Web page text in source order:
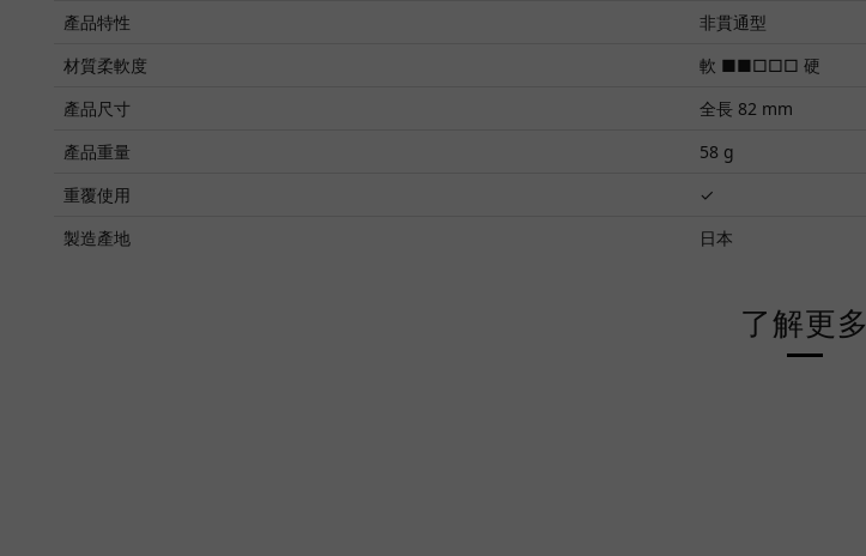
產品特性
非貫通型
材質柔軟度
軟 ■■□□□ 硬
產品尺寸
全長 82 mm
產品重量
58 g
重覆使用
✓
製造產地
日本
了解更多